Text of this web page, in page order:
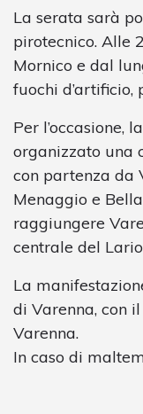
La serata sarà
pirotecnico. Alle
Mornico e dal
fuochi
Per l’occasione,
organizzato una
con partenza da
Menaggio e
raggiungere
centrale del
La
di Varenna, con
Varenna.
In caso di